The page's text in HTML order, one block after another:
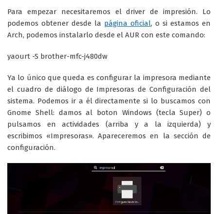
Para empezar necesitaremos el driver de impresión. Lo
podemos obtener desde la página oficial, o si estamos en
Arch, podemos instalarlo desde el AUR con este comando:
yaourt -S brother-mfc-j480dw
Ya lo único que queda es configurar la impresora mediante
el cuadro de diálogo de Impresoras de Configuración del
sistema. Podemos ir a él directamente si lo buscamos con
Gnome Shell: damos al boton Windows (tecla Super) o
pulsamos en actividades (arriba y a la izquierda) y
escribimos «Impresoras». Apareceremos en la sección de
configuración.